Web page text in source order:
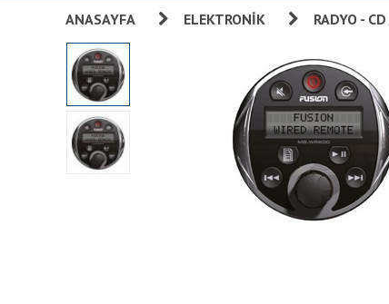
ANASAYFA ELEKTRONIK RADYO -